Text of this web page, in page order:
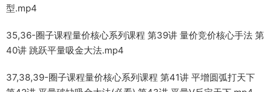
型.mp4
35,36-圈子课程量价核心系列课程 第39讲 量价竞价核心手法 第
40讲 跳跃平量吸金大法.mp4
37,38,39-圈子课程量价核心系列课程 第41讲 平增圆弧打天下